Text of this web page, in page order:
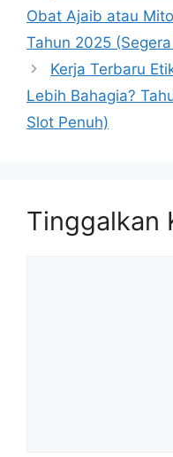
Obat Ajaib atau
Tahun 2025
Kerja Terbaru
Lebih Bahagia?
Slot Penuh)
Tinggalkan